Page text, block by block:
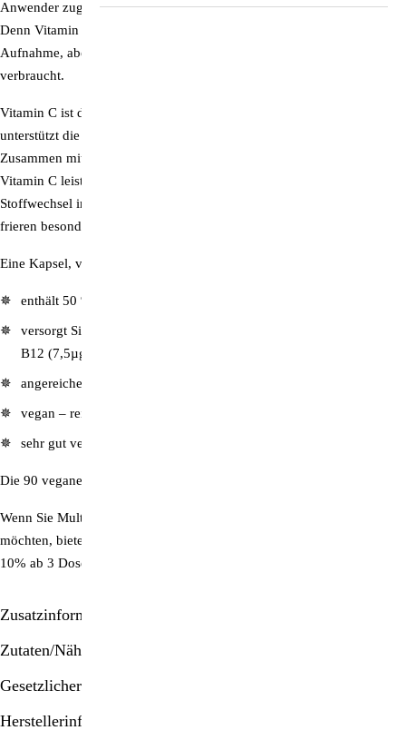
Anwender zugleich auch optimal mitAntioxidantienversorgt sind.
Denn Vitamin C mit Eisen kombiniert verbessert zwar die Eisen-
Aufnahme, aber gleichzeitig werden auch vermehrt Antioxidantien
verbraucht.
Vitamin C ist durch Chili und Holunder (reich an Kalium, das
unterstützt die Energieproduktion der Mitochondrien) ersetzt.
Zusammen mit dem Pfefferextrakt wird so auf eine andere Art, als es
Vitamin C leistet, die Aufnahme verbessert und gleichzeitig der
Stoffwechsel in Richtung »thermisch warm« angeregt (bei Eisenmangel
frieren besonders Frauen häufiger).
Eine Kapsel, viele Vorteile:
enthält 50 % der täglich empfohlenen Menge Eisen (7mg)
versorgt Sie mit 300 % der täglich empfohlenen Menge Vitamin
B12 (7,5µg)
angereichert mit wertvollen Kräutern
vegan – rein pflanzliche Quellen
sehr gut verträglich
Die 90 veganen Kapseln reichen für drei Monate!
Wenn Sie Multi-Iron über einen längeren Zeitraum einnehmen
möchten, bieten wir Ihnen auch einen
10% ab 3 Dosen; 15% ab fünf Dosen!
Zusatzinformationen/Details
Zutaten/Nährstoffe
Gesetzlicher Hinweis
Herstellerinformationen